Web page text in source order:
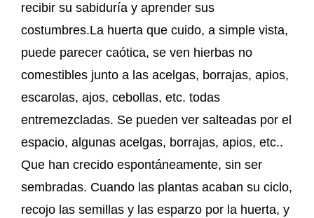
recibir su sabiduría y aprender sus
costumbres.La huerta que cuido, a simple vista,
puede parecer caótica, se ven hierbas no
comestibles junto a las acelgas, borrajas, apios,
escarolas, ajos, cebollas, etc. todas
entremezcladas. Se pueden ver salteadas por el
espacio, algunas acelgas, borrajas, apios, etc..
Que han crecido espontáneamente, sin ser
sembradas. Cuando las plantas acaban su ciclo,
recojo las semillas y las esparzo por la huerta, y